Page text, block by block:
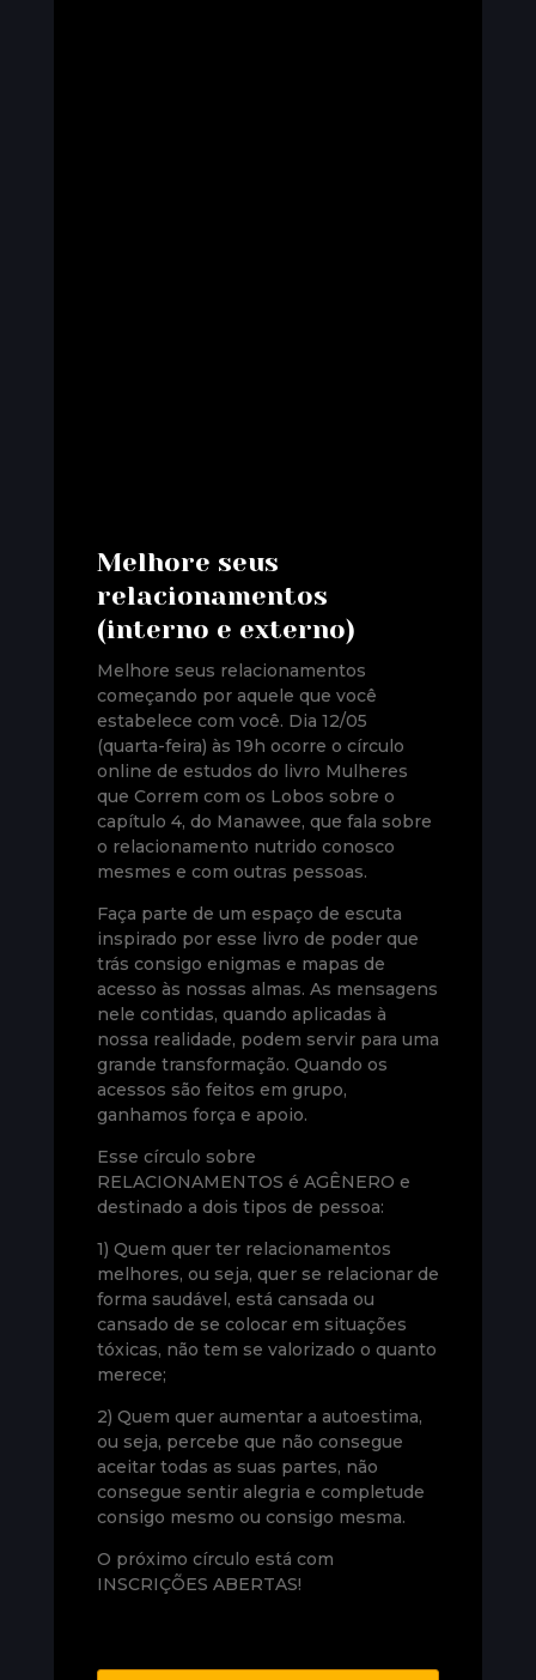
Melhore seus
relacionamentos
(interno e externo)
Melhore seus relacionamentos
começando por aquele que você
estabelece com você. Dia 12/05
(quarta-feira) às 19h ocorre o círculo
online de estudos do livro Mulheres
que Correm com os Lobos sobre o
capítulo 4, do Manawee, que fala sobre
o relacionamento nutrido conosco
mesmes e com outras pessoas.
Faça parte de um espaço de escuta
inspirado por esse livro de poder que
trás consigo enigmas e mapas de
acesso às nossas almas. As mensagens
nele contidas, quando aplicadas à
nossa realidade, podem servir para uma
grande transformação. Quando os
acessos são feitos em grupo,
ganhamos força e apoio.
Esse círculo sobre
RELACIONAMENTOS é AGÊNERO e
destinado a dois tipos de pessoa:
1) Quem quer ter relacionamentos
melhores, ou seja, quer se relacionar de
forma saudável, está cansada ou
cansado de se colocar em situações
tóxicas, não tem se valorizado o quanto
merece;
2) Quem quer aumentar a autoestima,
ou seja, percebe que não consegue
aceitar todas as suas partes, não
consegue sentir alegria e completude
consigo mesmo ou consigo mesma.
O próximo círculo está com
INSCRIÇÕES ABERTAS!